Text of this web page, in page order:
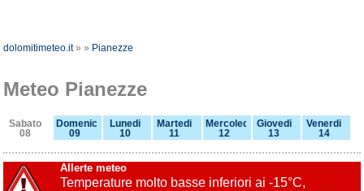
dolomitimeteo.it»» Pianezze
Meteo Pianezze
Sabato
08
Domenica
09
Lunedi
10
Martedi
11
Mercoledi
12
Giovedi
13
Venerdi
14
Allerte meteo
Temperature molto basse inferiori ai -15°C,